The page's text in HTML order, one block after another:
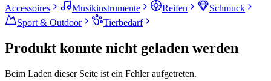
Accessoires
Musikinstrumente Reifen
Schmuck
Sport & Outdoor
Tierbedarf
Produkt konnte nicht geladen werden
Beim Laden dieser Seite ist ein Fehler aufgetreten.